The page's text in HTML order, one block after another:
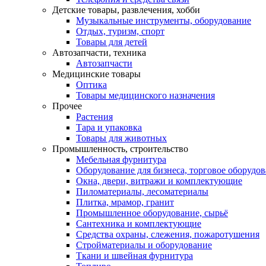
Детские товары, развлечения, хобби
Музыкальные инструменты, оборудование
Отдых, туризм, спорт
Товары для детей
Автозапчасти, техника
Автозапчасти
Медицинские товары
Оптика
Товары медицинского назначения
Прочее
Растения
Тара и упаковка
Товары для животных
Промышленность, строительство
Мебельная фурнитура
Оборудование для бизнеса, торговое
Окна, двери, витражи и комплектующие
Пиломатериалы, лесоматериалы
Плитка, мрамор, гранит
Промышленное оборудование, сырьё
Сантехника и комплектующие
Средства охраны, слежения, пожаротушения
Стройматериалы и оборудование
Ткани и швейная фурнитура